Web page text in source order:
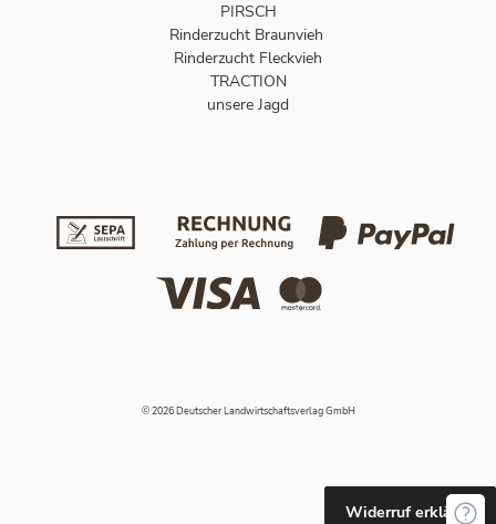
PIRSCH
Rinderzucht Braunvieh
Rinderzucht Fleckvieh
TRACTION
unsere Jagd
© 2026 Deutscher Landwirtschaftsverlag GmbH
Widerruf erklären